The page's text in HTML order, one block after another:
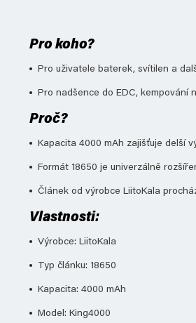
Pro koho?
Pro uživatele baterek, svítilen a
Pro nadšence do EDC, kempování
Proč?
Kapacita 4000 mAh zajišťuje delší
Formát 18650 je univerzálně
Článek od výrobce LiitoKala
Vlastnosti:
Výrobce: LiitoKala
Typ článku: 18650
Kapacita: 4000 mAh
Model: King4000